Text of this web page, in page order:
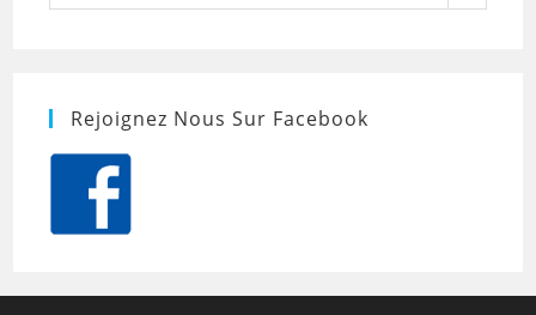
Rejoignez Nous Sur Facebook